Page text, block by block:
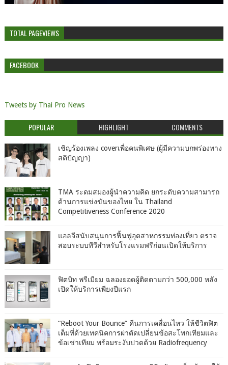
TOTAL PAGEVIEWS
FACEBOOK
Tweets by Thai Pro News
POPULAR HIGHLIGHT COMMENTS
เชิญร้องเพลง coverเพื่อคนพิเศษ (ผู้มีความบกพร่องทาง
สติปัญญา)
TMA ระดมสมองผู้นำความคิด ยกระดับความสามารถ
ด้านการแข่งขันของไทย ใน Thailand
Competitiveness Conference 2020
แอลจีสนับสนุนการฟื้นฟูอุตสาหกรรมท่องเที่ยว ตรวจ
สอบระบบทีวีสำหรับโรงแรมฟรีก่อนเปิดให้บริการ
ฟิตบิท พรีเมียม ฉลองยอดผู้ติดตามกว่า 500,000 หลัง
เปิดให้บริการเพียงปีแรก
“Reboot Your Bounce” คืนการเคลื่อนไหว ให้ชีวิตฟิต
เต็มที่ด้วยเทคนิคการผ่าตัดเปลี่ยนข้อสะโพกเทียมและ
ข้อเข่าเทียม พร้อมระงับปวดด้วย Radiofrequency